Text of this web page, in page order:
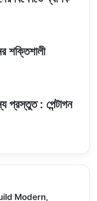
শক্তিশালী
প্রস্তুত : পেন্টাগন
Modern,